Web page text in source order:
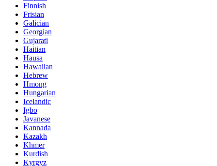
Finnish
Frisian
Galician
Georgian
Gujarati
Haitian
Hausa
Hawaiian
Hebrew
Hmong
Hungarian
Icelandic
Igbo
Javanese
Kannada
Kazakh
Khmer
Kurdish
Kyrgyz